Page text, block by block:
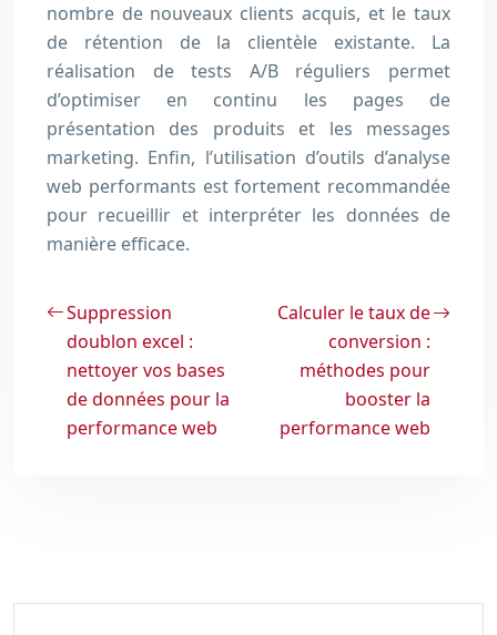
nombre de nouveaux clients acquis, et le taux
de rétention de la clientèle existante. La
réalisation de tests A/B réguliers permet
d’optimiser en continu les pages de
présentation des produits et les messages
marketing. Enfin, l’utilisation d’outils d’analyse
web performants est fortement recommandée
pour recueillir et interpréter les données de
manière efficace.
Suppression
doublon excel :
nettoyer vos bases
de données pour la
performance web
Calculer le taux de
conversion :
méthodes pour
booster la
performance web